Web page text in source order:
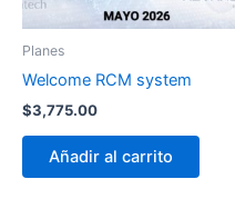
Planes
Welcome RCM system
$3,775.00
Añadir al carrito